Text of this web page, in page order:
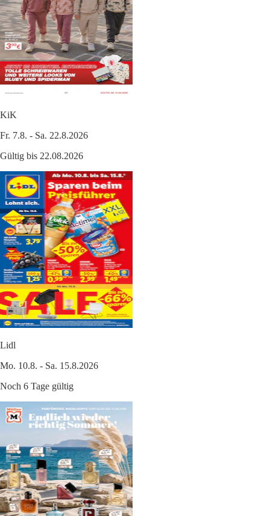
KiK
Fr. 7.8. - Sa. 22.8.2026
Gültig bis 22.08.2026
Lidl
Mo. 10.8. - Sa. 15.8.2026
Noch 6 Tage gültig